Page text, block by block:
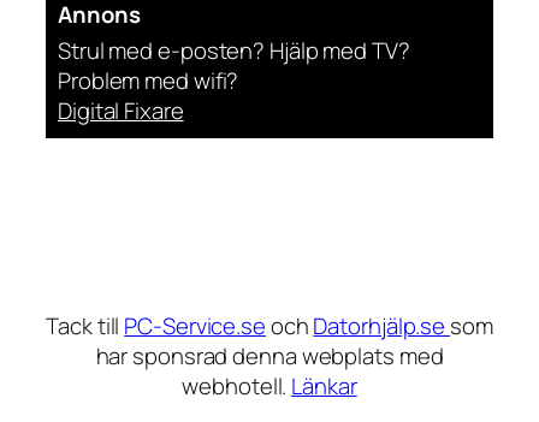
Annons
Strul med e-posten? Hjälp med TV?
Problem med wifi?
Digital Fixare
Tack till PC-Service.seochDatorhjälp.se som
har sponsrad denna webplats med
webhotell. Länkar